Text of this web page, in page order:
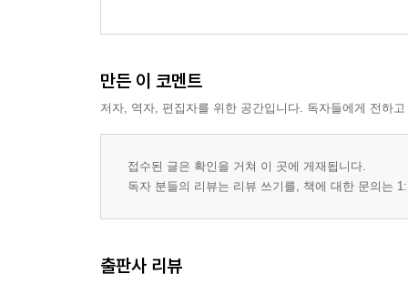
만든 이 코멘트
저자, 역자, 편집자를 위한 공간입니다. 독자들에게 전하
접수된 글은 확인을 거쳐 이 곳에 게재됩니다.
독자 분들의 리뷰는 리뷰 쓰기를, 책에 대한 문의는
출판사 리뷰